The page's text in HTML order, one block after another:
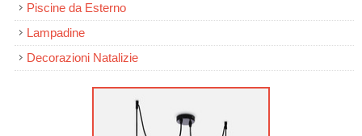
Piscine da Esterno
Lampadine
Decorazioni Natalizie